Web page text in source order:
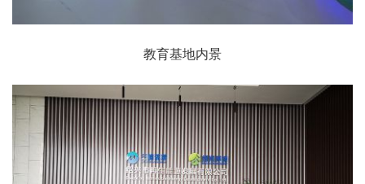
教育基地内景